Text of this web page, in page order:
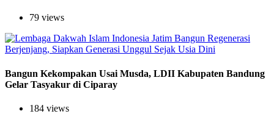
79 views
Bangun Kekompakan Usai Musda, LDII Kabupaten Bandung
Gelar Tasyakur di Ciparay
184 views